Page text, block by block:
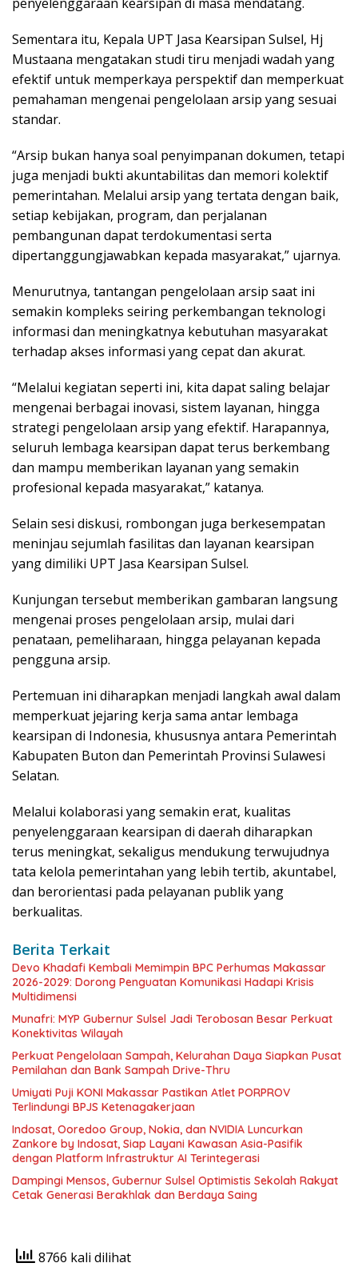
Sementara itu, Kepala UPT Jasa Kearsipan Sulsel, Hj
Mustaana mengatakan studi tiru menjadi wadah yang
efektif untuk memperkaya perspektif dan memperkuat
pemahaman mengenai pengelolaan arsip yang sesuai
standar.
“Arsip bukan hanya soal penyimpanan dokumen, tetapi
juga menjadi bukti akuntabilitas dan memori kolektif
pemerintahan. Melalui arsip yang tertata dengan baik,
setiap kebijakan, program, dan perjalanan
pembangunan dapat terdokumentasi serta
dipertanggungjawabkan kepada masyarakat,” ujarnya.
Menurutnya, tantangan pengelolaan arsip saat ini
semakin kompleks seiring perkembangan teknologi
informasi dan meningkatnya kebutuhan masyarakat
terhadap akses informasi yang cepat dan akurat.
“Melalui kegiatan seperti ini, kita dapat saling belajar
mengenai berbagai inovasi, sistem layanan, hingga
strategi pengelolaan arsip yang efektif. Harapannya,
seluruh lembaga kearsipan dapat terus berkembang
dan mampu memberikan layanan yang semakin
profesional kepada masyarakat,” katanya.
Selain sesi diskusi, rombongan juga berkesempatan
meninjau sejumlah fasilitas dan layanan kearsipan
yang dimiliki UPT Jasa Kearsipan Sulsel.
Kunjungan tersebut memberikan gambaran langsung
mengenai proses pengelolaan arsip, mulai dari
penataan, pemeliharaan, hingga pelayanan kepada
pengguna arsip.
Pertemuan ini diharapkan menjadi langkah awal dalam
memperkuat jejaring kerja sama antar lembaga
kearsipan di Indonesia, khususnya antara Pemerintah
Kabupaten Buton dan Pemerintah Provinsi Sulawesi
Selatan.
Melalui kolaborasi yang semakin erat, kualitas
penyelenggaraan kearsipan di daerah diharapkan
terus meningkat, sekaligus mendukung terwujudnya
tata kelola pemerintahan yang lebih tertib, akuntabel,
dan berorientasi pada pelayanan publik yang
berkualitas.
Berita Terkait
Devo Khadafi Kembali Memimpin BPC Perhumas Makassar
2026-2029: Dorong Penguatan Komunikasi Hadapi Krisis
Multidimensi
Munafri: MYP Gubernur Sulsel Jadi Terobosan Besar Perkuat
Konektivitas Wilayah
Perkuat Pengelolaan Sampah, Kelurahan Daya Siapkan Pusat
Pemilahan dan Bank Sampah Drive-Thru
Umiyati Puji KONI Makassar Pastikan Atlet PORPROV
Terlindungi BPJS Ketenagakerjaan
Indosat, Ooredoo Group, Nokia, dan NVIDIA Luncurkan
Zankore by Indosat, Siap Layani Kawasan Asia-Pasifik
dengan Platform Infrastruktur AI Terintegerasi
Dampingi Mensos, Gubernur Sulsel Optimistis Sekolah Rakyat
Cetak Generasi Berakhlak dan Berdaya Saing
8766 kali dilihat